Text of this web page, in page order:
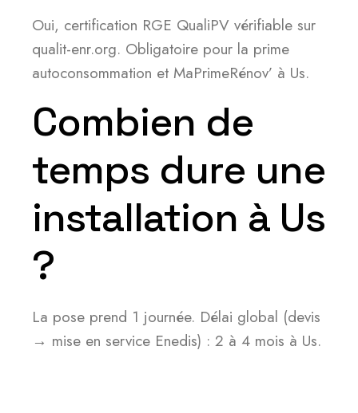
Oui, certification RGE QualiPV vérifiable sur
qualit-enr.org. Obligatoire pour la prime
autoconsommation et MaPrimeRénov’ à Us.
Combien de
temps dure une
installation à Us
?
La pose prend 1 journée. Délai global (devis
→ mise en service Enedis) : 2 à 4 mois à Us.